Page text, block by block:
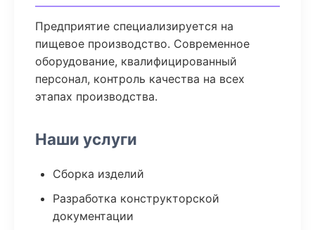
Предприятие специализируется на
пищевое производство. Современное
оборудование, квалифицированный
персонал, контроль качества на всех
этапах производства.
Наши услуги
Сборка изделий
Разработка конструкторской
документации